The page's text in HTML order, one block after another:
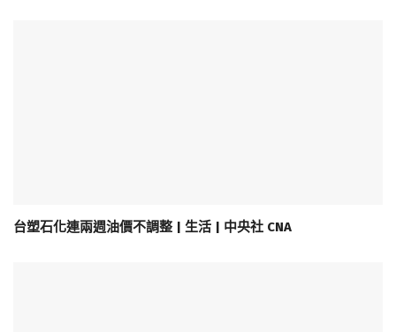
台塑石化連兩週油價不調整 | 生活 | 中央社 CNA